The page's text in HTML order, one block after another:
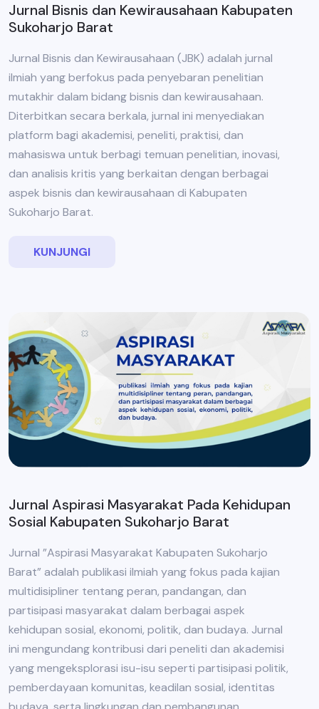
Jurnal Bisnis dan Kewirausahaan Kabupaten
Sukoharjo Barat
Jurnal Bisnis dan Kewirausahaan (JBK) adalah jurnal
ilmiah yang berfokus pada penyebaran penelitian
mutakhir dalam bidang bisnis dan kewirausahaan.
Diterbitkan secara berkala, jurnal ini menyediakan
platform bagi akademisi, peneliti, praktisi, dan
mahasiswa untuk berbagi temuan penelitian, inovasi,
dan analisis kritis yang berkaitan dengan berbagai
aspek bisnis dan kewirausahaan di Kabupaten
Sukoharjo Barat.
KUNJUNGI
Jurnal Aspirasi Masyarakat Pada Kehidupan
Sosial Kabupaten Sukoharjo Barat
Jurnal ”Aspirasi Masyarakat Kabupaten Sukoharjo
Barat” adalah publikasi ilmiah yang fokus pada kajian
multidisipliner tentang peran, pandangan, dan
partisipasi masyarakat dalam berbagai aspek
kehidupan sosial, ekonomi, politik, dan budaya. Jurnal
ini mengundang kontribusi dari peneliti dan akademisi
yang mengeksplorasi isu-isu seperti partisipasi politik,
pemberdayaan komunitas, keadilan sosial, identitas